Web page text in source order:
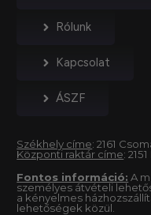
Rólunk
Kapcsolat
ÁSZF
Székhely címe: 2161
Központi raktár címe:
Fontos információ: A
személyes átvételi
a kényelmes
lehetőségek közül.